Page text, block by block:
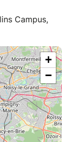
Campus,
+
−